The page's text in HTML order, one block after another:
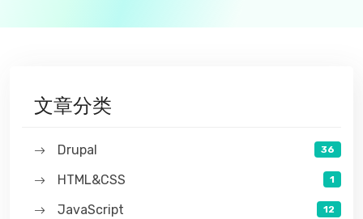
文章分类
Drupal 36
HTML&CSS 1
JavaScript 12